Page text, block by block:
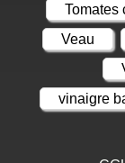
Tomates
Veau
vinaigre